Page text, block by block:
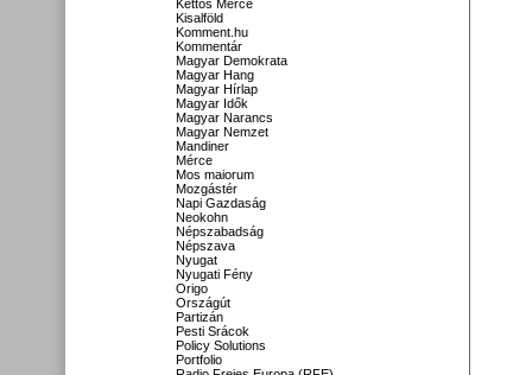
Kettős Mérce
Kisalföld
Komment.hu
Kommentár
Magyar Demokrata
Magyar Hang
Magyar Hírlap
Magyar Idők
Magyar Narancs
Magyar Nemzet
Mandiner
Mérce
Mos maiorum
Mozgástér
Napi Gazdaság
Neokohn
Népszabadság
Népszava
Nyugat
Nyugati Fény
Origo
Országút
Partizán
Pesti Srácok
Policy Solutions
Portfolio